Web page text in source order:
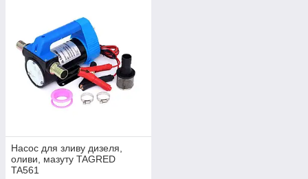
Насос для зливу дизеля,
оливи, мазуту TAGRED
TA561